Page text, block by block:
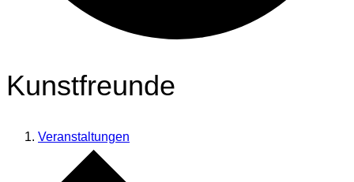
Kunstfreunde
Veranstaltungen